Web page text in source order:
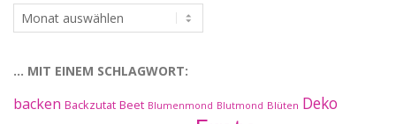
…
im
… MIT EINEM SCHLAGWORT:
backen Backzutat Beet Blumenmond Blutmond Blüten Deko